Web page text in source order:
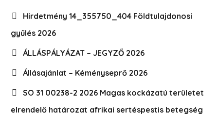
Hirdetmény 14_355750_404 Földtulajdonosi
gyűlés 2026
ÁLLÁSPÁLYÁZAT – JEGYZŐ 2026
Állásajánlat – Kéményseprő 2026
SO 31 00238-2 2026 Magas kockázatú területet
elrendelő határozat afrikai sertéspestis betegség